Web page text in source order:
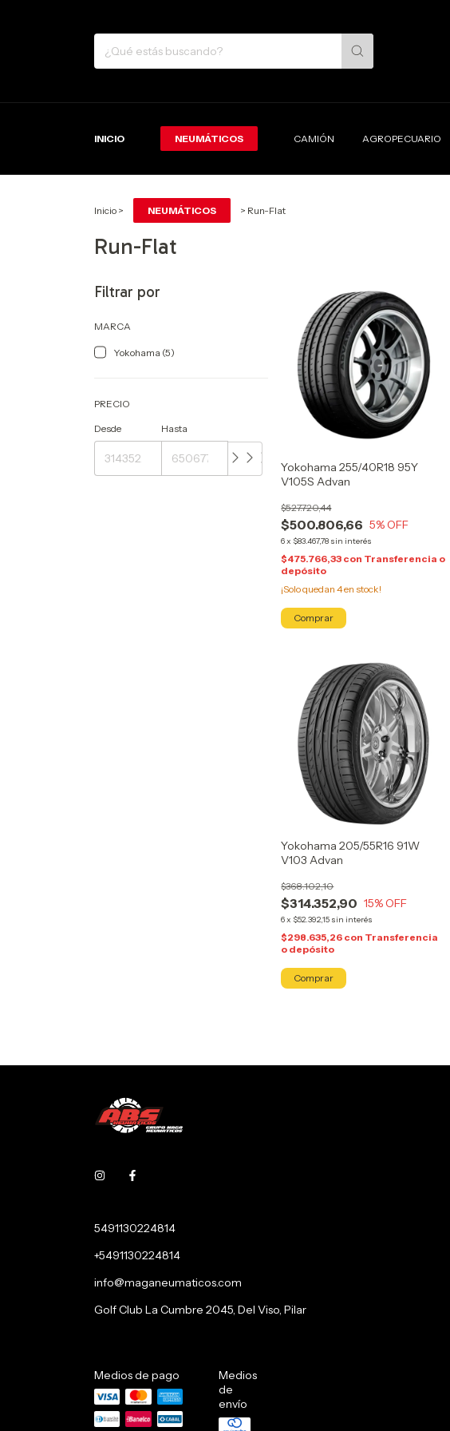
INICIO NEUMÁTICOS CAMIÓN AGROPECUARIO
Inicio > NEUMÁTICOS > Run-Flat
Run-Flat
Filtrar por
MARCA
Yokohama (5)
PRECIO
Desde Hasta
Yokohama 255/40R18 95Y
V105S Advan
$500.806,66
$527.720,44
5% OFF
6x $83.467,78 sin interés
$475.766,33 con Transferencia o
depósito
¡Solo quedan4en stock!
Yokohama 205/55R16 91W
V103 Advan
$314.352,90
$368.102,10
15% OFF
6x $52.392,15 sin interés
$298.635,26 con Transferencia
o depósito
5491130224814
+5491130224814
info@maganeumaticos.com
Golf Club La Cumbre 2045, Del Viso, Pilar
Medios de pago
Medios
de
envío